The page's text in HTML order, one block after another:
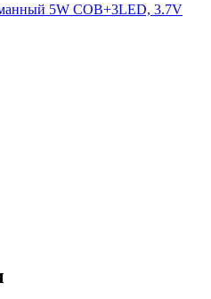
5W COB+3LED, 3.7V